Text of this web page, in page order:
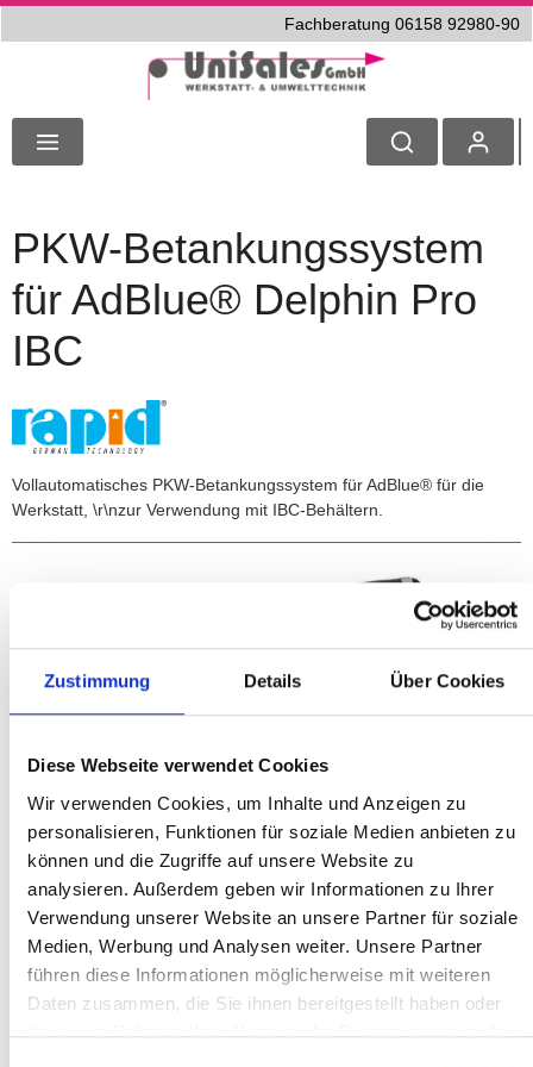
Zustimmung Details Über Cookies
Diese Webseite verwendet Cookies
Wir verwenden Cookies, um Inhalte und Anzeigen zu
personalisieren, Funktionen für soziale Medien anbieten zu
können und die Zugriffe auf unsere Website zu
analysieren. Außerdem geben wir Informationen zu Ihrer
Verwendung unserer Website an unsere Partner für soziale
Medien, Werbung und Analysen weiter. Unsere Partner
führen diese Informationen möglicherweise mit weiteren
Daten zusammen, die Sie ihnen bereitgestellt haben oder
Fachberatung 06158 92980-90
PKW-Betankungssystem
für AdBlue® Delphin Pro
IBC
Vollautomatisches PKW-Betankungssystem für AdBlue® für die
Werkstatt, \r\nzur Verwendung mit IBC-Behältern.